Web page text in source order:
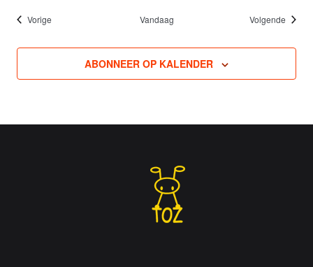
Vorige Vandaag Volgende Events
ABONNEER OP KALENDER